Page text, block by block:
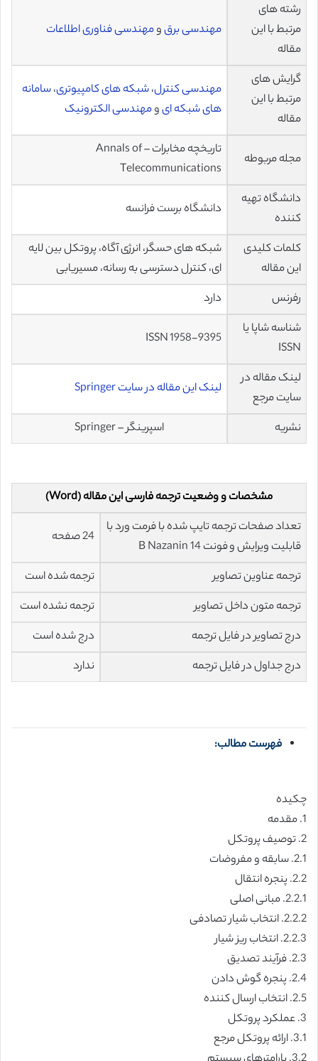
رشته های
مرتبط با این
مقاله
مهندسی برقومهندسی فناوری اطلاعات
گرایش های
مرتبط با این
مقاله
مهندسی کنترل،شبکه های کامپیوتری،سامانه
های شبکه ایومهندسی الکترونیک
مجله مربوطه
تاریخچه مخابرات – Annals of
Telecommunications
دانشگاه تهیه
کننده
دانشگاه برست فرانسه
کلمات کلیدی
این مقاله
شبکه های حسگر، انرژی آگاه، پروتکل بین لایه
ای،‌ کنترل دسترسی به رسانه،‌ مسیریابی
رفرنس
دارد
شناسه شاپا یا
ISSN
ISSN 1958-9395
لینک مقاله در
سایت مرجع
لینک این مقاله در سایت Springer
نشریه اسپرینگر – Springer
مشخصات و وضعیت ترجمه فارسی این مقاله (Word)
تعداد صفحات ترجمه تایپ شده با فرمت ورد با
قابلیت ویرایش و فونت 14 B Nazanin
24 صفحه
ترجمه عناوین تصاویر
ترجمه شده است
ترجمه متون داخل تصاویر
ترجمه نشده است
درج تصاویر در فایل ترجمه
درج شده است
درج جداول در فایل ترجمه
ندارد
فهرست مطالب:
چکیده
1. مقدمه
2. توصیف پروتکل
2.1. سابقه و مفروضات
2.2. پنجره انتقال
2.2.1. مبانی اصلی
2.2.2. انتخاب شیار تصادفی
2.2.3. انتخاب ریز شیار
2.3. فرآیند تصدیق
2.4. پنجره گوش دادن
2.5. انتخاب ارسال کننده
3. عملکرد پروتکل
3.1. ارائه پروتکل مرجع